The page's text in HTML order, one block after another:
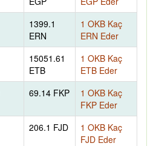
1399.1
ERN
1 OKB Kaç
ERN Eder
15051.61
ETB
1 OKB Kaç
ETB Eder
69.14 FKP
1 OKB Kaç
FKP Eder
206.1 FJD
1 OKB Kaç
FJD Eder